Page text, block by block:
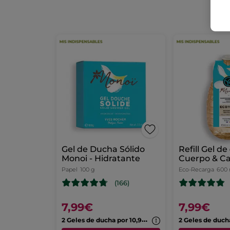
Gel de Ducha Sólido
Monoi - Hidratante
Papel 100 g
(166)
7,99€
2
Geles de ducha por 10,99€
Refill Gel
Cuerpo &
Monoi
Eco-Recarga 600
7,99€